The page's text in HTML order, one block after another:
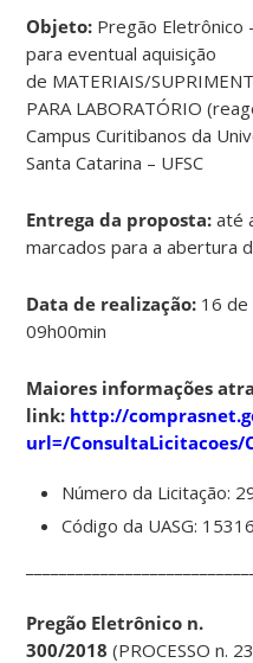
Objeto: Pregão Eletrônico
para eventual aquisição
de MATERIAIS/
PARA LABORATÓRIO
Campus Curitibanos da
Santa Catarina – UFSC
Entrega da proposta:até
marcados para a abertura
Data de realização: 16
09h00min
Maiores informações
link: http://
url=/ConsultaLicitacoes/
Número da Licitação:
Código da UASG:
Pregão Eletrônico n.
300/2018(PROCESSO n.